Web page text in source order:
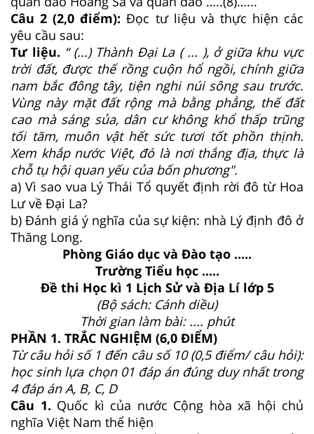
Câu 2 (2,0 điểm):Đọc tư liệu và thực hiện các
yêu cầu sau:
Tư liệu. “ (...) Thành Đại La ( ... ), ở giữa khu vực
trời đất, được thế rồng cuộn hổ ngồi, chính giữa
nam bắc đông tây, tiện nghi núi sông sau trước.
Vùng này mặt đất rộng mà bằng phẳng, thế đất
cao mà sáng sủa, dân cư không khổ thấp trũng
tối tăm, muôn vật hết sức tươi tốt phồn thịnh.
Xem khắp nước Việt, đó là nơi thắng địa, thực là
chỗ tụ hội quan yếu của bốn phương".
a) Vì sao vua Lý Thái Tổ quyết định rời đô từ Hoa
Lư về Đại La?
b) Đánh giá ý nghĩa của sự kiện: nhà Lý định đô ở
Thăng Long.
Phòng Giáo dục và Đào tạo .....
Trường Tiểu học .....
Đề thi Học kì 1 Lịch Sử và Địa Lí lớp 5
(Bộ sách: Cánh diều)
Thời gian làm bài: .... phút
PHẦN 1. TRẮC NGHIỆM (6,0 ĐIỂM)
Từ câu hỏi số 1 đến câu số 10 (0,5 điểm/ câu hỏi):
học sinh lựa chọn 01 đáp án đúng duy nhất trong
4 đáp án A, B, C, D
Câu 1. Quốc kì của nước Cộng hòa xã hội chủ
nghĩa Việt Nam thể hiện